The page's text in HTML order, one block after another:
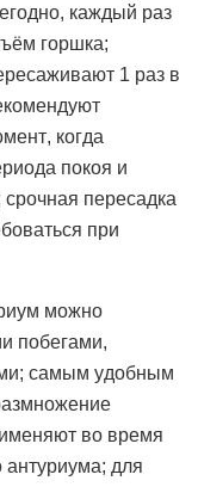
каждый раз
горшка;
1 раз в
когда
покоя и
пересадка
при
можно
побегами,
самым удобным
во время
антуриума; для